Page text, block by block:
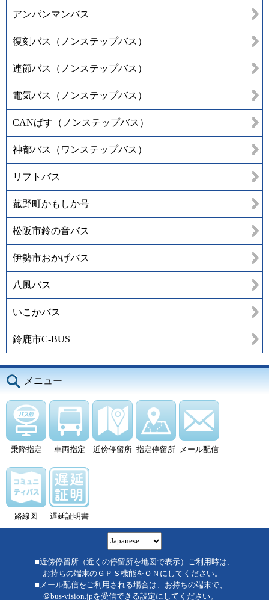
アンパンマンバス
復刻バス（ノンステップバス）
連節バス（ノンステップバス）
電気バス（ノンステップバス）
CANばす（ノンステップバス）
神都バス（ワンステップバス）
リフトバス
菰野町かもしか号
松阪市鈴の音バス
伊勢市おかげバス
八風バス
いこかバス
鈴鹿市C-BUS
メニュー
乗降指定 車両指定 近傍停留所 指定停留所 メール配信
路線図 遅延証明書
■近傍停留所（近くの停留所を地図で表示）ご利用時は、
お持ちの端末のＧＰＳ機能をＯＮにしてください。
■メール配信をご利用される場合は、お持ちの端末で、
＠bus-vision.jpを受信できる設定にしてください。